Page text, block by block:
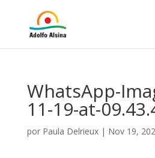
WhatsApp-
11-19-at-
por Paula Delrieux| Nov 19,